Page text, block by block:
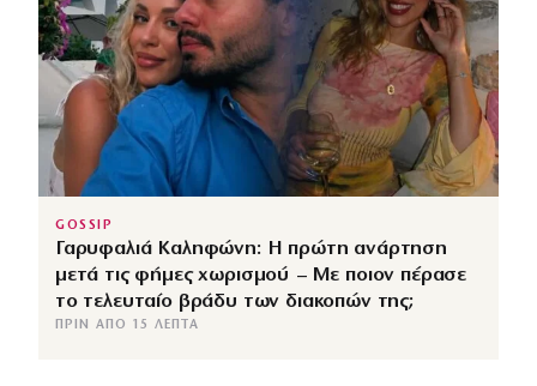
GOSSIP
Γαρυφαλιά Καληφώνη: Η πρώτη ανάρτηση
μετά τις φήμες χωρισμού – Με ποιον πέρασε
το τελευταίο βράδυ των διακοπών της;
ΠΡΙΝ ΑΠΌ 15 ΛΕΠΤΆ